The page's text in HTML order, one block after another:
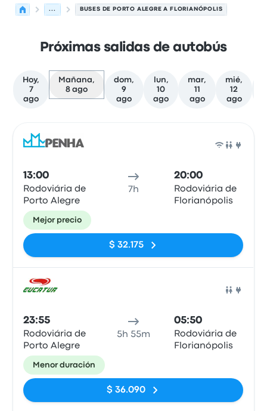
... BUSES DE PORTO ALEGRE A FLORIANÓPOLIS
Próximas salidas de autobús
Hoy,
7
ago
Mañana,
8 ago
dom,
9
ago
lun,
10
ago
mar,
11
ago
mié,
12
ago
13:00
Rodoviária de
Porto Alegre
7h
20:00
Rodoviária de
Florianópolis
Mejor precio
$ 32.175
23:55
Rodoviária de
Porto Alegre
5h 55m
05:50
Rodoviária de
Florianópolis
Menor duración
$ 36.090